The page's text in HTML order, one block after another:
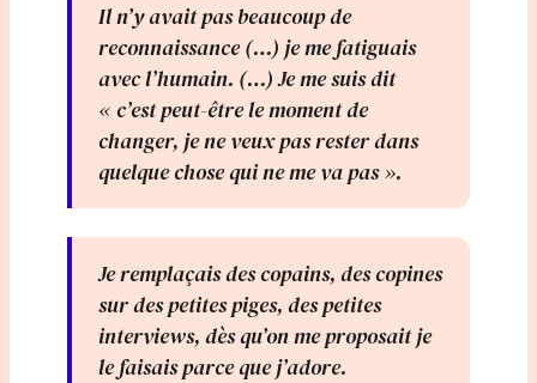
Il n’y avait pas beaucoup de
reconnaissance (…) je me fatiguais
avec l’humain. (…) Je me suis dit
« c’est peut-être le moment de
changer, je ne veux pas rester dans
quelque chose qui ne me va pas ».
Je remplaçais des copains, des copines
sur des petites piges, des petites
interviews, dès qu’on me proposait je
le faisais parce que j’adore.